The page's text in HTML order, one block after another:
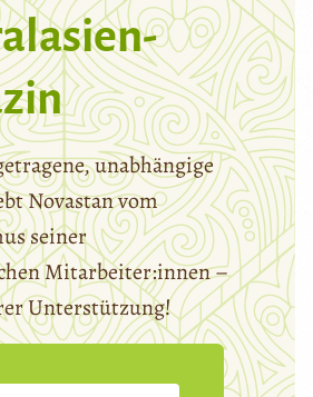
unabhängige
Novastan vom
seiner
Mitarbeiter:innen –
Unterstützung!